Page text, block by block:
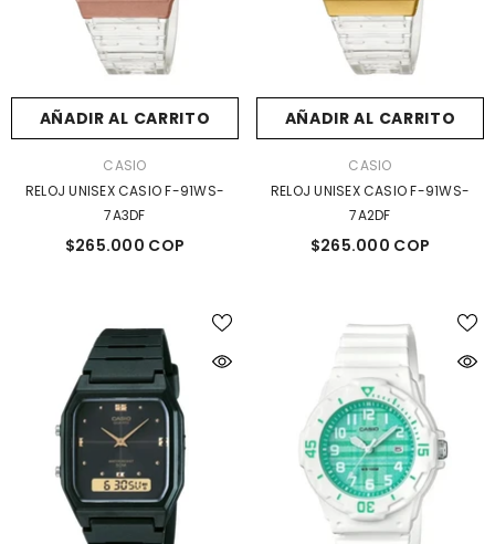
AÑADIR AL CARRITO
CASIO
RELOJ UNISEX CASIO F-91WS-
7A3DF
$265.000 COP
AÑADIR AL CARRITO
CASIO
RELOJ UNISEX CASIO F-91WS-
7A2DF
$265.000 COP